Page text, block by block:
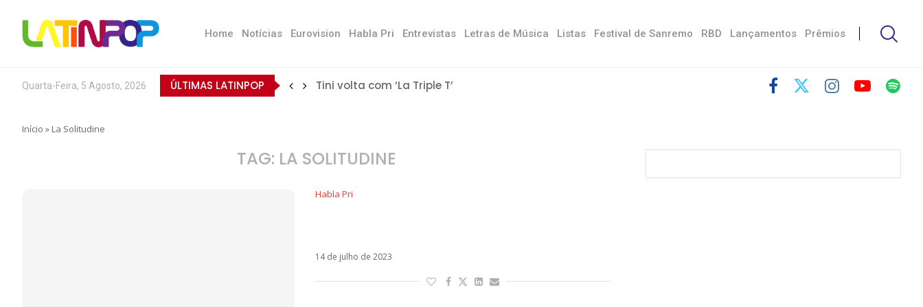
Home Notícias Eurovision Habla Pri Entrevistas Letras de Música Listas Festival de Sanremo RBD Lançamentos Prêmios
Quarta-Feira, 5 Agosto, 2026 ÚLTIMAS LATINPOP Tini volta com ‘La Triple T’
Início » La Solitudine
TAG: LA SOLITUDINE
Habla Pri
14 de julho de 2023